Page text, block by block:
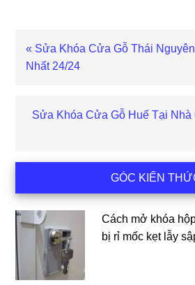
Bài
viết
« Sửa Khóa Cửa Gỗ Thái
Nhất 24/24
Bài
Sửa Khóa Cửa Gỗ Huế Tại Nhà
chính
GÓC KIẾN
Cách mở khóa
bị rỉ mốc kẹt lẫy